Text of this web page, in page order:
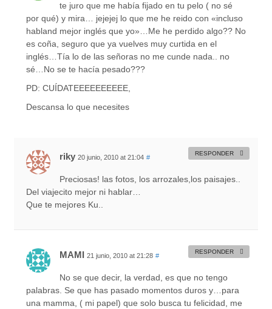
te juro que me había fijado en tu pelo ( no sé
por qué) y mira… jejejej lo que me he reido con «incluso
habland mejor inglés que yo»…Me he perdido algo?? No
es coña, seguro que ya vuelves muy curtida en el
inglés…Tía lo de las señoras no me cunde nada.. no
sé…No se te hacía pesado???
PD: CUÍDATEEEEEEEEEE,
Descansa lo que necesites
riky 20 junio, 2010 at 21:04 #
Preciosas! las fotos, los arrozales,los paisajes..
Del viajecito mejor ni hablar…
Que te mejores Ku..
RESPONDER
MAMI 21 junio, 2010 at 21:28 #
No se que decir, la verdad, es que no tengo
palabras. Se que has pasado momentos duros y…para
una mamma, ( mi papel) que solo busca tu felicidad, me
RESPONDER